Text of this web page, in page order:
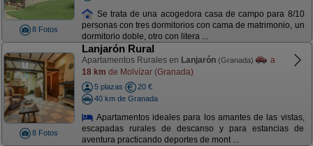
8 Fotos
Se trata de una acogedora casa de campo para 8/10
personas con tres dormitorios con cama de matrimonio, un
dormitorio doble, otro con litera ...
8 Fotos
Lanjarón Rural
Apartamentos Rurales en Lanjarón (Granada)
a
18 km de Molvízar (Granada)
5 plazas
20 €
40 km de Granada
Apartamentos ideales para los amantes de las vistas,
escapadas rurales de descanso y para estancias de
aventura practicando deportes de mont ...